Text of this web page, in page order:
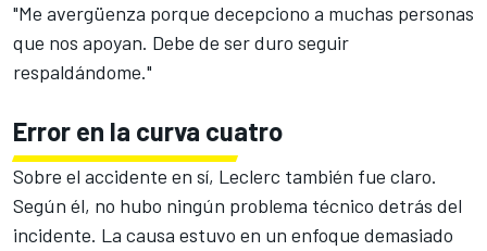
"Me avergüenza porque decepciono a muchas personas
que nos apoyan. Debe de ser duro seguir
respaldándome."
Error en la curva cuatro
Sobre el accidente en sí, Leclerc también fue claro.
Según él, no hubo ningún problema técnico detrás del
incidente. La causa estuvo en un enfoque demasiado